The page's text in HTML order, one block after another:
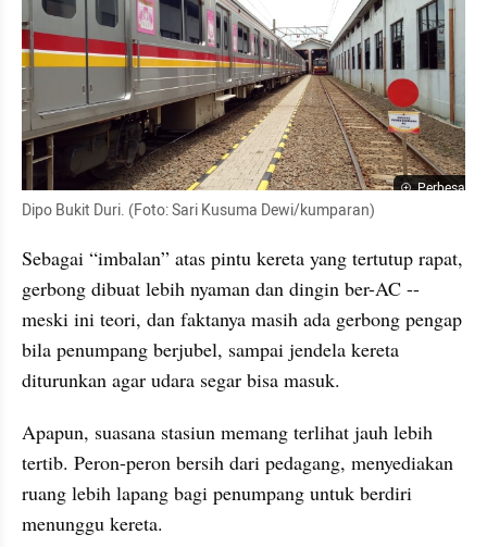
Perbesar
Dipo Bukit Duri. (Foto: Sari Kusuma Dewi/kumparan)
Sebagai “imbalan” atas pintu kereta yang tertutup rapat,
gerbong dibuat lebih nyaman dan dingin ber-AC --
meski ini teori, dan faktanya masih ada gerbong pengap
bila penumpang berjubel, sampai jendela kereta
diturunkan agar udara segar bisa masuk.
Apapun, suasana stasiun memang terlihat jauh lebih
tertib. Peron-peron bersih dari pedagang, menyediakan
ruang lebih lapang bagi penumpang untuk berdiri
menunggu kereta.